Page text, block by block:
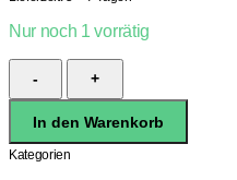
Nur noch 1 vorrätig
Ocho
Reposado
38%
0,5l
Menge
In den Warenkorb
Kategorien